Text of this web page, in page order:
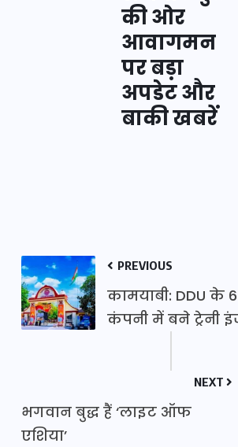
की ओर
आवागमन
पर बड़ा
अपडेट और
बाकी खबरें
PREVIOUS
कामयाबी: DDU के
कंपनी में बने ट्रेनी
NEXT
भगवान बुद्ध हैं ‘लाइट ऑफ
एशिया’